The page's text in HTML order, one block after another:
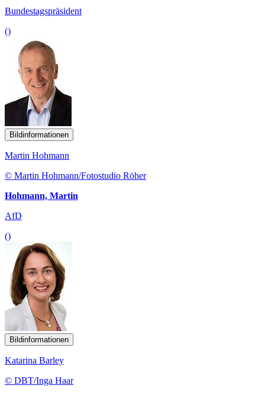
Bundestagspräsident
()
Bildinformationen
Martin Hohmann
© Martin Hohmann/Fotostudio Röher
Hohmann, Martin
AfD
()
Bildinformationen
Katarina Barley
© DBT/Inga Haar